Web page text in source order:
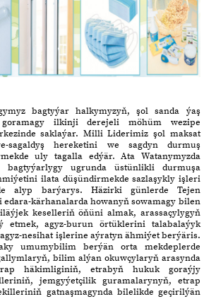
bagtyýar halkymyzyň, şol sanda ýaş
ilkinji derejeli möhüm wezipe
saklaýar. Milli Liderimiz şol maksat
sagaldyş hereketini we sagdyn durmuş
uly tagalla edýär. Ata Watanymyzda
bagtyýarlygy ugrunda üstünlikli durmuşa
ilata düşündirmekde sazlaşykly işleri
alyp barýarys. Häzirki günlerde Tejen
kärhanalarda howanyň sowamagy bilen
keselleriň öňüni almak, arassaçylygyň
etmek, agyz-burun örtüklerini talabalaýyk
nesihat işlerine aýratyn ähmiýet berýäris.
umumybilim berýän orta mekdeplerde
bilim alýan okuwçylaryň arasynda
häkimliginiň, etrabyň hukuk goraýjy
jemgyýetçilik guramalarynyň, etrap
gatnaşmagynda bilelikde geçirilýän